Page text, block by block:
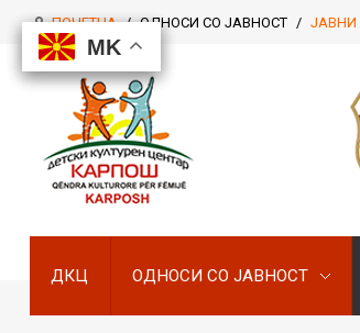
MK
MK
ОДНОСИ СО ЈАВНОСТ
ПОЧЕТНА / ОДНОСИ СО ЈАВНОСТ /
MK
MK
ДКЦ ОДНОСИ СО ЈАВНОСТ